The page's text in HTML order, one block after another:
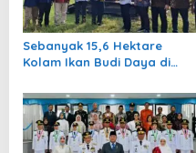
o
s
Sebanyak 15,6 Hektare
Kolam Ikan Budi Daya di
September 2026